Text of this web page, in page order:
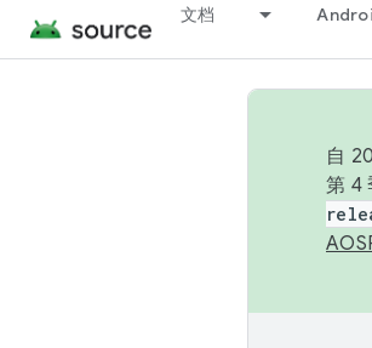
文档
自
第 4